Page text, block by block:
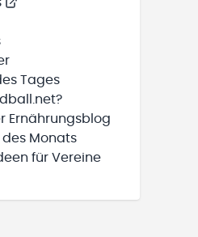
Tages
Ernährungsblog
Monats
für Vereine